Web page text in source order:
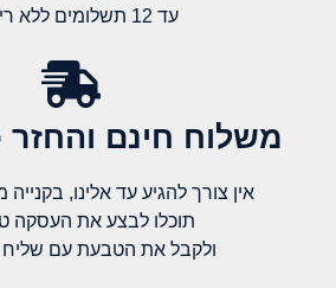
עד 12 תשלומים ללא ריבית.
משלוח חינם
אין צורך להגיע עד אלינו, בקנייה מעל
תוכלו לבצע את העסקה
ולקבל את הטבעת עם שליח